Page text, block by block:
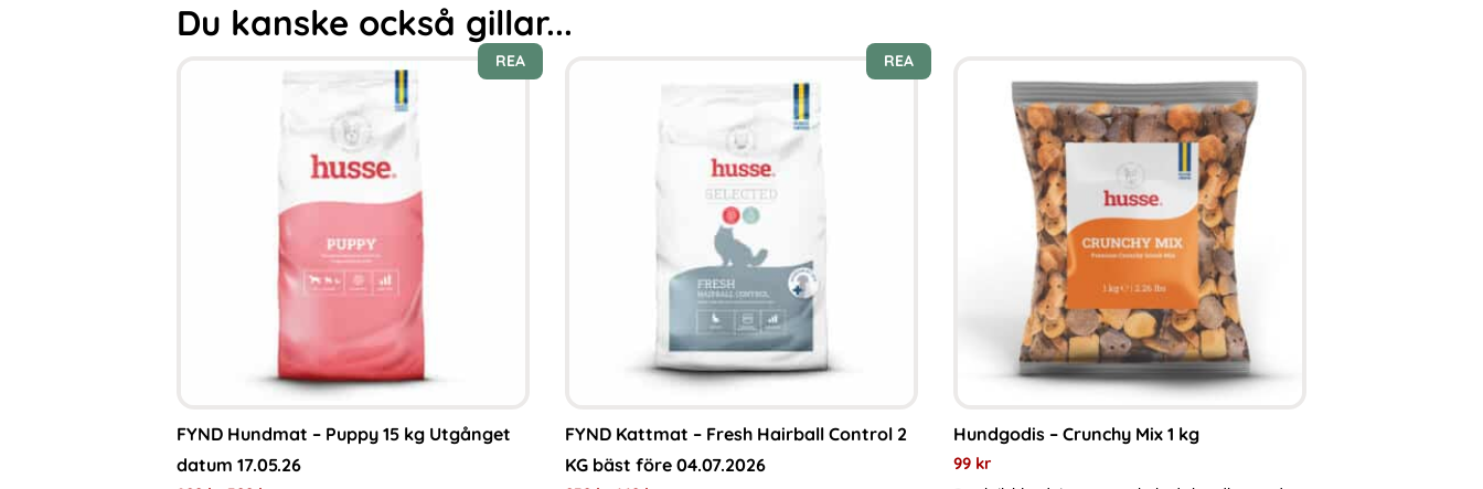
Du kanske också gillar...
REA
FYND Hundmat – Puppy 15 kg Utgånget
datum 17.05.26
REA
FYND Kattmat – Fresh Hairball Control 2
KG bäst före 04.07.2026
Hundgodis – Crunchy Mix 1 kg
99 kr